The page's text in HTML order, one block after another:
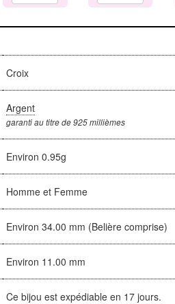
Croix
Argent
garanti au titre de 925 millièmes
Environ 0.95g
Homme et Femme
Environ 34.00 mm (Belière comprise)
Environ 11.00 mm
Ce bijou est expédiable en 17 jours.